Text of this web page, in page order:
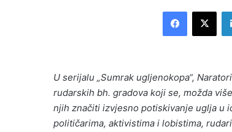
Facebook
X
U serijalu „Sumrak ugljenokopa“,
rudarskih bh. gradova koji se, možda
njih značiti izvjesno potiskivanje uglja u
političarima, aktivistima i lobistima,